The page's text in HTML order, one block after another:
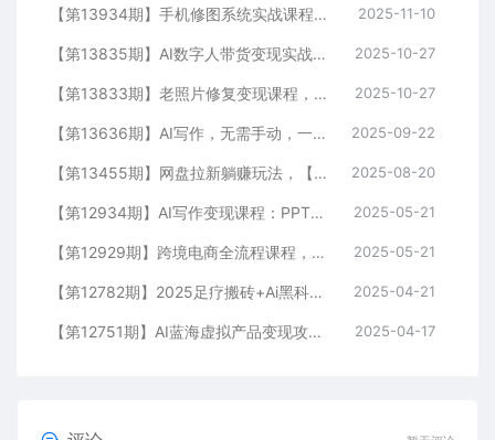
【第13934期】手机修图系统实战课程，通过具体案例手把手教学调色技巧，实现副业变现 2025-11-10
【第13835期】AI数字人带货变现实战：普通人也能制作数字人带货，副业月收益达8000+ 2025-10-27
【第13833期】老照片修复变现课程，AI动态生成+破损修复+黑白上色+全套技术,副业收入2w+ 2025-10-27
【第13636期】AI写作，无需手动，一键生成文稿，一单1000+ 永不失业副业项目 2025-09-22
【第13455期】网盘拉新躺赚玩法，【网盘+即梦+小说+短剧】拉新 2025-08-20
【第12934期】AI写作变现课程：PPT制作，文案撰写实战，零基础7天周入3k+案例拆解 2025-05-21
【第12929期】跨境电商全流程课程，社媒运营独立站搭建，掌握选品流量，实现高效出海 2025-05-21
【第12782期】2025足疗搬砖+Ai黑科技，5分钟一条视频，手把手教学小白 2025-04-21
【第12751期】AI蓝海虚拟产品变现攻略，零投入、易操作，手把手打造风口副业项目 2025-04-17